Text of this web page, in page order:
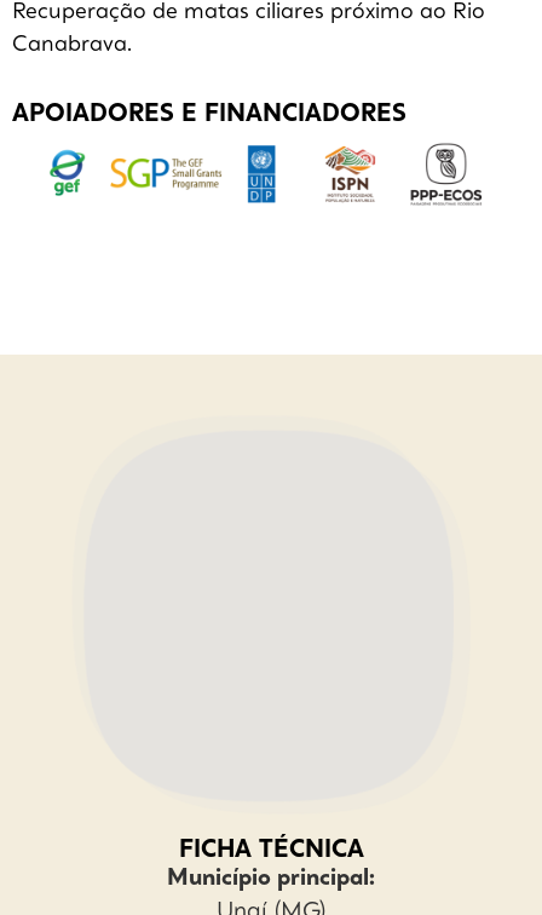
Recuperação de matas ciliares próximo ao Rio
Canabrava.
APOIADORES E FINANCIADORES
FICHA TÉCNICA
Município principal: